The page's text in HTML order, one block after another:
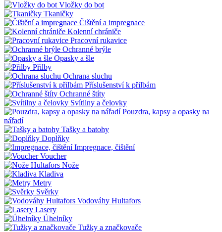
Vložky do bot
Tkaničky
Čištění a impregnace
Kolenní chrániče
Pracovní rukavice
Ochranné brýle
Opasky a šle
Přilby
Ochrana sluchu
Příslušenství k přilbám
Ochranné štíty
Svítilny a čelovky
Pouzdra, kapsy a opasky na
nářadí
Tašky a batohy
Doplňky
Impregnace, čištění
Voucher
Nože
Kladiva
Metry
Svěrky
Vodováhy Hultafors
Lasery
Úhelníky
Tužky a značkovače